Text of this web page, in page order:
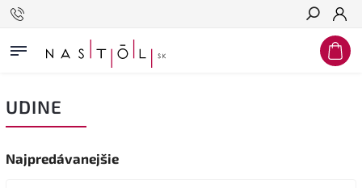
Hľadať
UDINE
Najpredávanejšie